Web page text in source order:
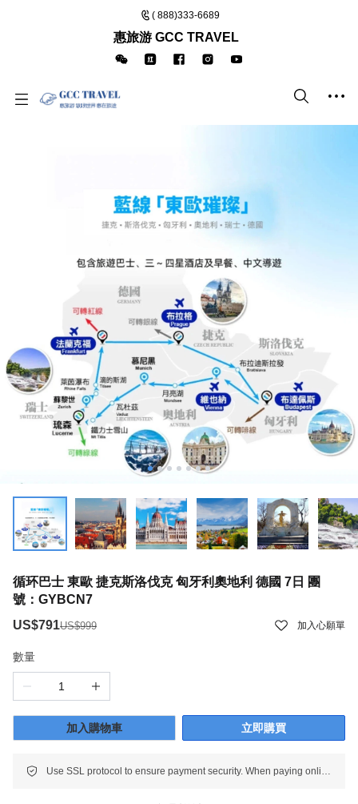
( 888)333-6689
惠旅游 GCC TRAVEL
循环巴士 東歐 捷克斯洛伐克 匈牙利奧地利 德國 7日 團
號：GYBCN7
US$791US$999 加入心願單
數量
加入購物車 立即購買
Use SSL protocol to ensure payment security. When paying online, your payment information is protected.